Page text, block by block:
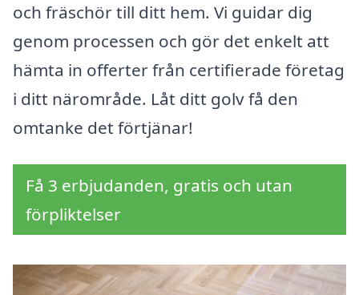
och fräschör till ditt hem. Vi guidar dig
genom processen och gör det enkelt att
hämta in offerter från certifierade företag
i ditt närområde. Låt ditt golv få den
omtanke det förtjänar!
Få 3 erbjudanden, gratis och utan
förpliktelser